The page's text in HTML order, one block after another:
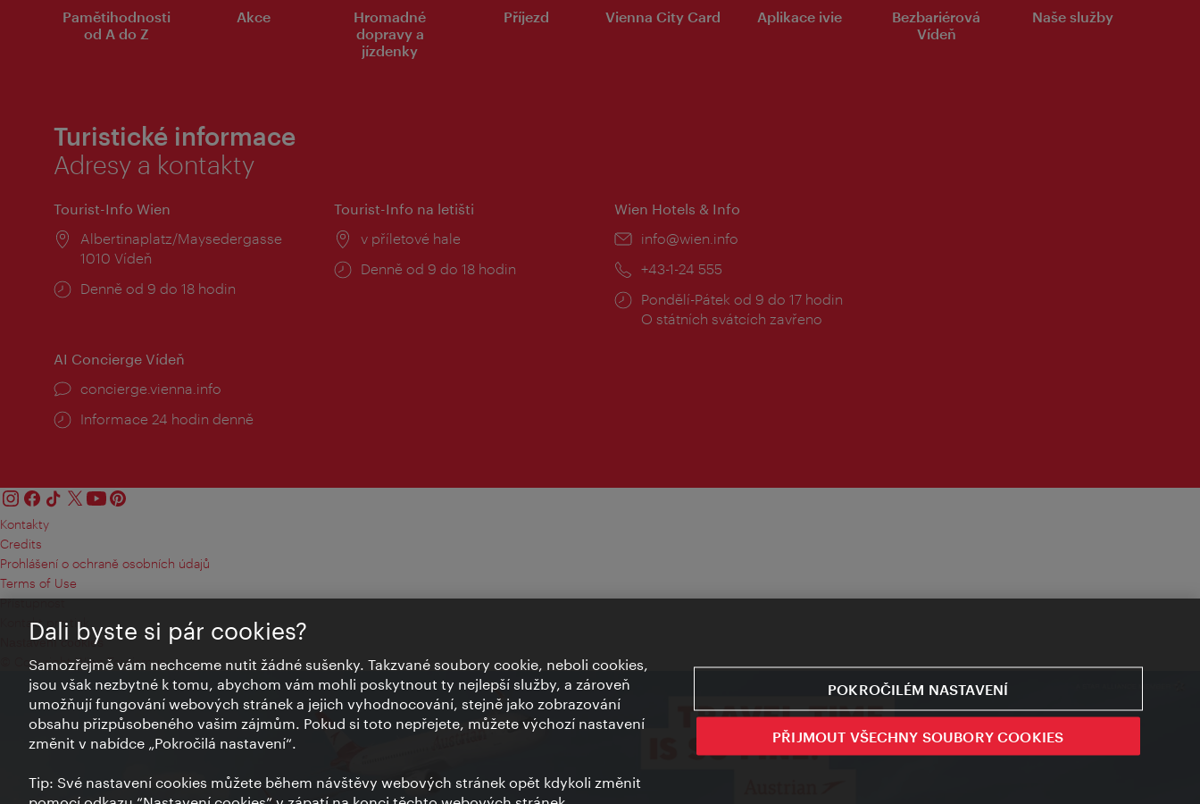
Pamětihodnosti
od A do Z
Akce
Hromadné
dopravy a
jízdenky
Příjezd Vienna City Card Aplikace ivie
Bezbariérová
Vídeň
Naše služby
Turistické informace
Adresy a kontakty
Tourist-Info Wien
Místo:
Albertinaplatz/Maysedergasse
1010 Vídeň
Provozní
Denně od 9 do 18 hodin
Tourist-Info na letišti
Místo:
v příletové hale
Provozní
Denně od 9 do 18 hodin
Wien Hotels & Info
E-
info@wien.info
Telefon:
+43-1-24 555
Provozní
doba:
Pondělí-Pátek od 9 do 17 hodin
O státních svátcích zavřeno
AI Concierge Vídeň
concierge.vienna.info
Informace 24 hodin denně
Kontakty
Credits
Prohlášení o ochraně osobních údajů
Terms of Use
Přístupnost
Kontakt pro tisk
Nastavení cookies
© Copyright Wien Tourismus
Dali byste si pár cookies?
Samozřejmě vám nechceme nutit žádné sušenky. Takzvané soubory cookie, neboli cookies,
jsou však nezbytné k tomu, abychom vám mohli poskytnout ty nejlepší služby, a zároveň
umožňují fungování webových stránek a jejich vyhodnocování, stejně jako zobrazování
obsahu přizpůsobeného vašim zájmům. Pokud si toto nepřejete, můžete výchozí nastavení
změnit v nabídce „Pokročilá nastavení“.
Tip: Své nastavení cookies můžete během návštěvy webových stránek opět kdykoli změnit
POKROČILÉM NASTAVENÍ
PŘIJMOUT VŠECHNY SOUBORY COOKIES